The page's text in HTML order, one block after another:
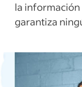
la
garantiza